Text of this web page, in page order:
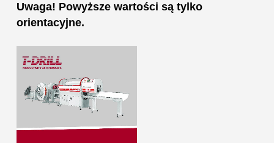
Uwaga! Powyższe wartości są tylko
orientacyjne.